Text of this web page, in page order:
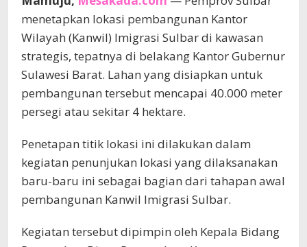
menetapkan lokasi pembangunan Kantor
Wilayah (Kanwil) Imigrasi Sulbar di kawasan
strategis, tepatnya di belakang Kantor Gubernur
Sulawesi Barat. Lahan yang disiapkan untuk
pembangunan tersebut mencapai 40.000 meter
persegi atau sekitar 4 hektare.
Penetapan titik lokasi ini dilakukan dalam
kegiatan penunjukan lokasi yang dilaksanakan
baru-baru ini sebagai bagian dari tahapan awal
pembangunan Kanwil Imigrasi Sulbar.
Kegiatan tersebut dipimpin oleh Kepala Bidang